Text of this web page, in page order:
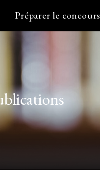
Préparer le concours